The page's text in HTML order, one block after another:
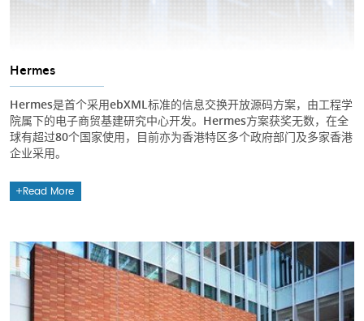
Hermes
Hermes是首个采用ebXML标准的信息交换开放源码方案，由工程学
院属下的电子商贸基建研究中心开发。Hermes方案获奖无数，在全
球有超过80个国家使用，目前亦为香港特区多个政府部门及多家香港
企业采用。
Read More